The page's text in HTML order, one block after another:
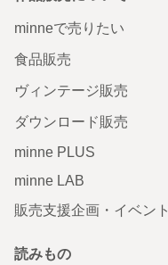
minneで売りたい
食品販売
ヴィンテージ販売
ダウンロード販売
minne PLUS
minne LAB
販売支援企画・イベント
読みもの